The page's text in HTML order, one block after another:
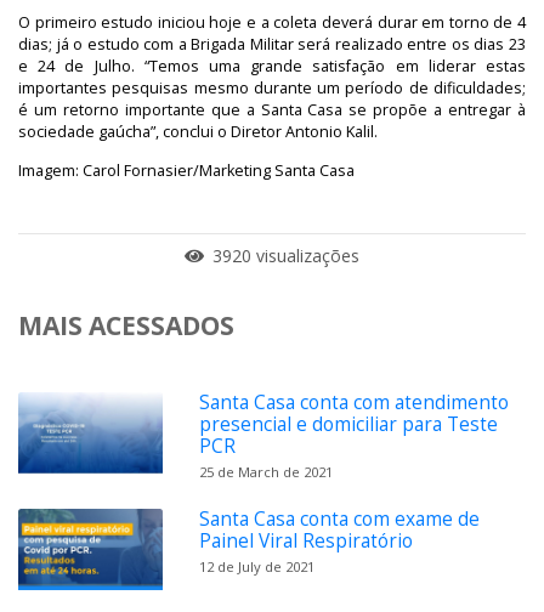
O primeiro estudo iniciou hoje e a coleta deverá durar em torno de 4
dias; já o estudo com a Brigada Militar será realizado entre os dias 23
e 24 de Julho. “Temos uma grande satisfação em liderar estas
importantes pesquisas mesmo durante um período de dificuldades;
é um retorno importante que a Santa Casa se propõe a entregar à
sociedade gaúcha”, conclui o Diretor Antonio Kalil.
Imagem: Carol Fornasier/Marketing Santa Casa
3920 visualizações
MAIS ACESSADOS
Santa Casa conta com atendimento
presencial e domiciliar para Teste
PCR
25 de March de 2021
Santa Casa conta com exame de
Painel Viral Respiratório
12 de July de 2021